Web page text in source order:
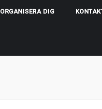
ORGANISERA DIG